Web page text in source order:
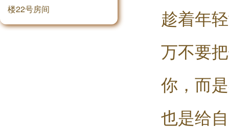
楼22号房间
趁着年
万不要
你，而
也是给